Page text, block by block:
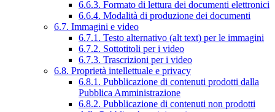
6.6.3. Formato di lettura dei documenti elettronici
6.6.4. Modalità di produzione dei documenti
6.7. Immagini e video
6.7.1. Testo alternativo (alt text) per le immagini
6.7.2. Sottotitoli per i video
6.7.3. Trascrizioni per i video
6.8. Proprietà intellettuale e privacy
6.8.1. Pubblicazione di contenuti prodotti dalla
Pubblica Amministrazione
6.8.2. Pubblicazione di contenuti non prodotti